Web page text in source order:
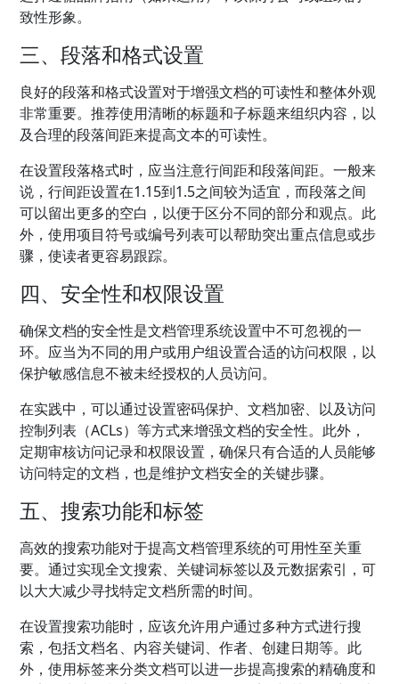
致性形象。
三、段落和格式设置
良好的段落和格式设置对于增强文档的可读性和整体外观
非常重要。推荐使用清晰的标题和子标题来组织内容，以
及合理的段落间距来提高文本的可读性。
在设置段落格式时，应当注意行间距和段落间距。一般来
说，行间距设置在1.15到1.5之间较为适宜，而段落之间
可以留出更多的空白，以便于区分不同的部分和观点。此
外，使用项目符号或编号列表可以帮助突出重点信息或步
骤，使读者更容易跟踪。
四、安全性和权限设置
确保文档的安全性是文档管理系统设置中不可忽视的一
环。应当为不同的用户或用户组设置合适的访问权限，以
保护敏感信息不被未经授权的人员访问。
在实践中，可以通过设置密码保护、文档加密、以及访问
控制列表（ACLs）等方式来增强文档的安全性。此外，
定期审核访问记录和权限设置，确保只有合适的人员能够
访问特定的文档，也是维护文档安全的关键步骤。
五、搜索功能和标签
高效的搜索功能对于提高文档管理系统的可用性至关重
要。通过实现全文搜索、关键词标签以及元数据索引，可
以大大减少寻找特定文档所需的时间。
在设置搜索功能时，应该允许用户通过多种方式进行搜
索，包括文档名、内容关键词、作者、创建日期等。此
外，使用标签来分类文档可以进一步提高搜索的精确度和